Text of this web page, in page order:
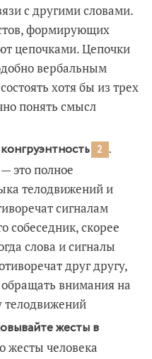
с другими словами.
формирующих
цепочками. Цепочки
вербальным
хотя бы из трех
понять смысл
2 .
это полное
телодвижений и
сигналам
собеседник, скорее
слова и сигналы
друг другу,
внимания на
телодвижений
жесты в
жесты человека